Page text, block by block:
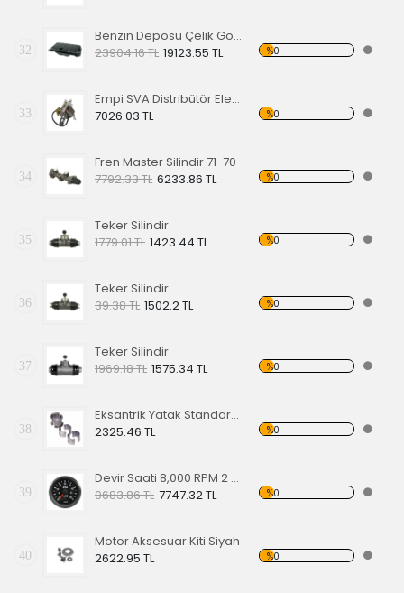
32
Benzin Deposu Çelik Gövdeli Super Beetle
23904.16 TL 19123.55 TL %0
33
Empi SVA Distribütör Elektronik Ateşlemeli
7026.03 TL
%0
34
Fren Master Silindir 71-70
7792.33 TL 6233.86 TL %0
35
Teker Silindir
1779.01 TL 1423.44 TL %0
36
Teker Silindir
39.38 TL 1502.2 TL %0
37
Teker Silindir
1969.18 TL 1575.34 TL %0
38
Eksantrik Yatak Standart 1300-1600cc
2325.46 TL
%0
39
Devir Saati 8,000 RPM 2 1/16"
9683.86 TL 7747.32 TL %0
40
Motor Aksesuar Kiti Siyah
2622.95 TL
%0